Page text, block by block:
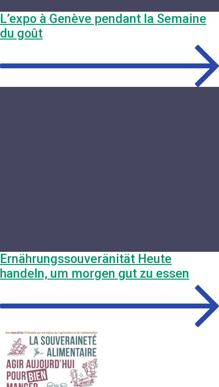
L’expo à Genève pendant la Semaine
du goût
Ernährungssouveränität Heute
handeln, um morgen gut zu essen